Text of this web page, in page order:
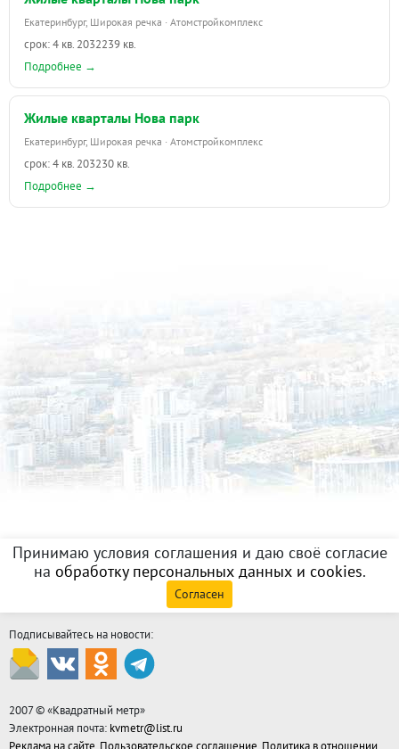
Екатеринбург, Широкая речка · Атомстройкомплекс
срок: 4 кв. 2032239 кв.
Подробнее →
Жилые кварталы Нова парк
Екатеринбург, Широкая речка · Атомстройкомплекс
срок: 4 кв. 203230 кв.
Подробнее →
Принимаю условия соглашения и даю своё согласие
на обработку персональных данных и cookies.
Согласен
Подписывайтесь на новости:
2007 © «Квадратный метр»
Электронная почта: kvmetr@list.ru
Реклама на сайте Пользовательское соглашение Политика в отношении